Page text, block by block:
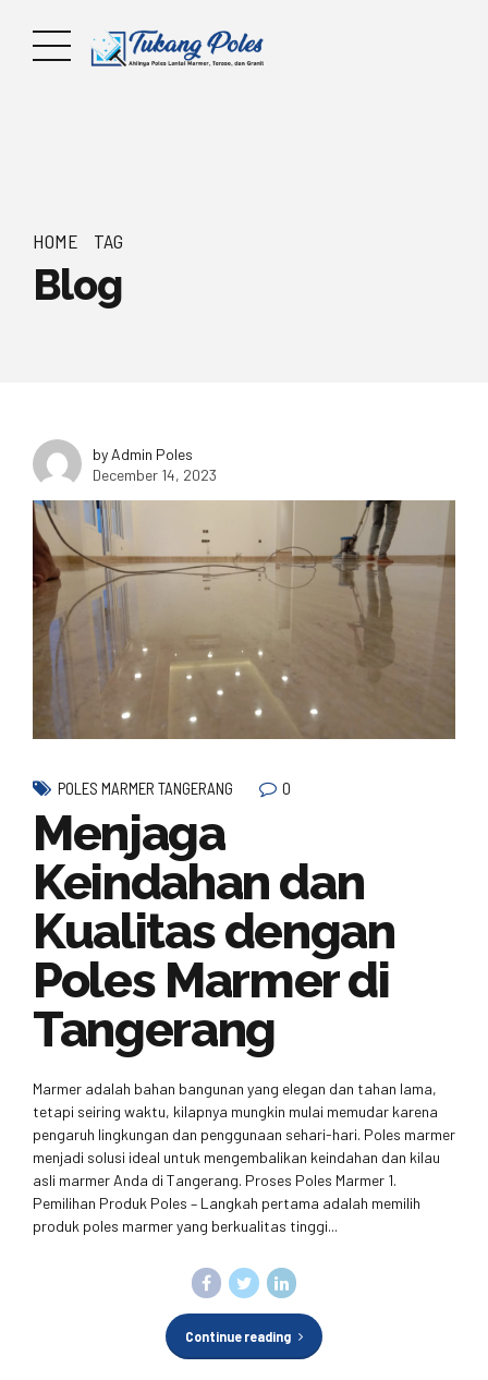
HOME TAG
Blog
by Admin Poles
December 14, 2023
POLES MARMER TANGERANG 0
Menjaga
Keindahan dan
Kualitas dengan
Poles Marmer di
Tangerang
Marmer adalah bahan bangunan yang elegan dan tahan lama,
tetapi seiring waktu, kilapnya mungkin mulai memudar karena
pengaruh lingkungan dan penggunaan sehari-hari. Poles marmer
menjadi solusi ideal untuk mengembalikan keindahan dan kilau
asli marmer Anda di Tangerang. Proses Poles Marmer 1.
Pemilihan Produk Poles – Langkah pertama adalah memilih
produk poles marmer yang berkualitas tinggi...
Continue reading